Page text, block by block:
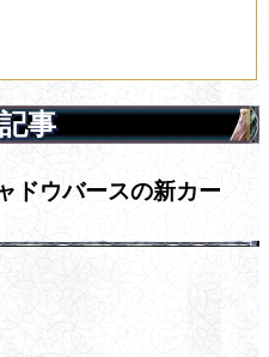
事
ドウバースの新カー